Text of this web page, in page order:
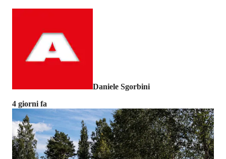
Daniele Sgorbini
4 giorni fa